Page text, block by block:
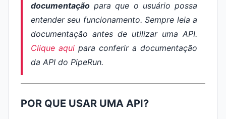
documentação para que o usuário possa
entender seu funcionamento. Sempre leia a
documentação antes de utilizar uma API.
Clique aqui para conferir a documentação
da API do PipeRun.
POR QUE USAR UMA API?